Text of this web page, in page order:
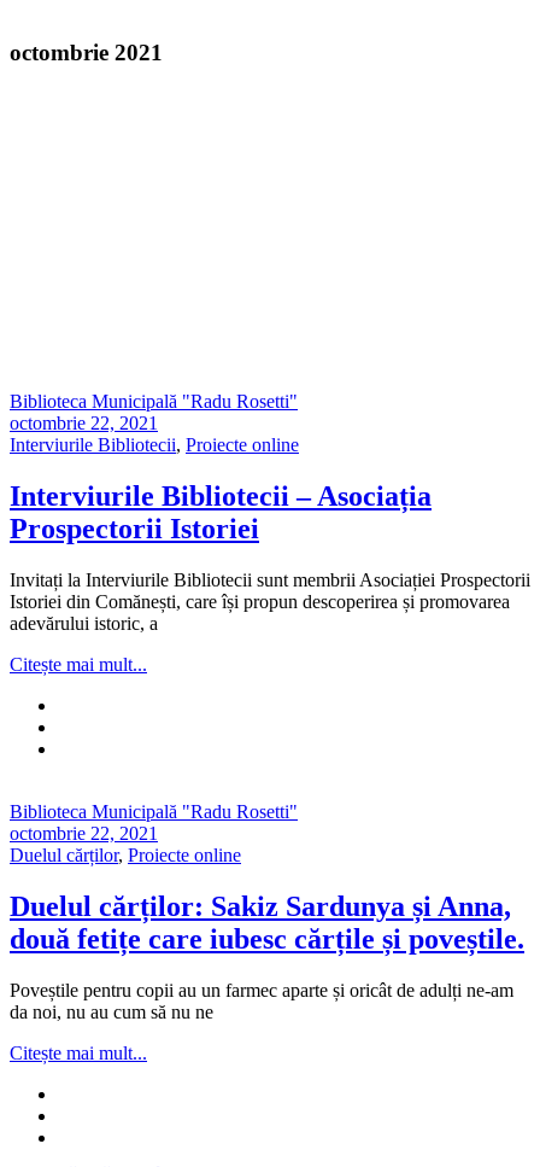
octombrie 2021
Biblioteca Municipală "Radu Rosetti"
octombrie 22, 2021
Interviurile Bibliotecii, Proiecte online
Interviurile Bibliotecii – Asociația
Prospectorii Istoriei
Invitați la Interviurile Bibliotecii sunt membrii Asociației Prospectorii
Istoriei din Comănești, care își propun descoperirea și promovarea
adevărului istoric, a
Citește mai mult...
Biblioteca Municipală "Radu Rosetti"
octombrie 22, 2021
Duelul cărților, Proiecte online
Duelul cărților: Sakiz Sardunya și Anna,
două fetițe care iubesc cărțile și poveștile.
Poveștile pentru copii au un farmec aparte și oricât de adulți ne-am
da noi, nu au cum să nu ne
Citește mai mult...